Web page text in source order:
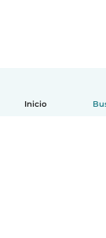
Inicio